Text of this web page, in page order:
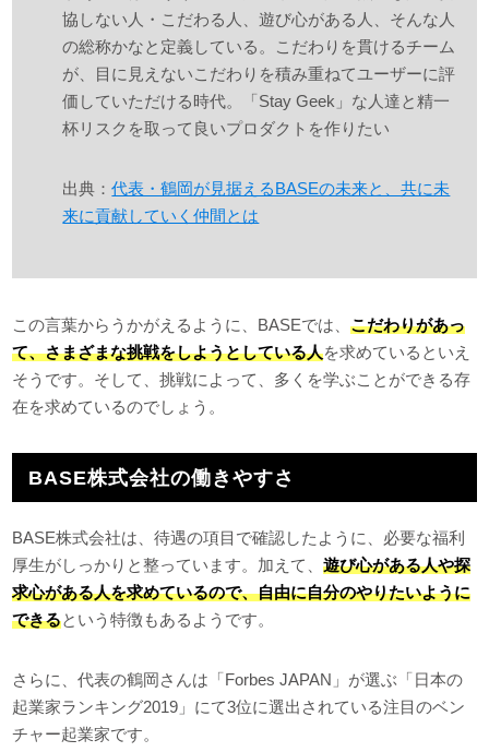
協しない人・こだわる人、遊び心がある人、そんな人
の総称かなと定義している。こだわりを貫けるチーム
が、目に見えないこだわりを積み重ねてユーザーに評
価していただける時代。「Stay Geek」な人達と精一
杯リスクを取って良いプロダクトを作りたい
出典：代表・鶴岡が見据えるBASEの未来と、共に未
来に貢献していく仲間とは
この言葉からうかがえるように、BASEでは、こだわりがあっ
て、さまざまな挑戦をしようとしている人を求めているといえ
そうです。そして、挑戦によって、多くを学ぶことができる存
在を求めているのでしょう。
BASE株式会社の働きやすさ
BASE株式会社は、待遇の項目で確認したように、必要な福利
厚生がしっかりと整っています。加えて、遊び心がある人や探
求心がある人を求めているので、自由に自分のやりたいように
できるという特徴もあるようです。
さらに、代表の鶴岡さんは「Forbes JAPAN」が選ぶ「日本の
起業家ランキング2019」にて3位に選出されている注目のベン
チャー起業家です。